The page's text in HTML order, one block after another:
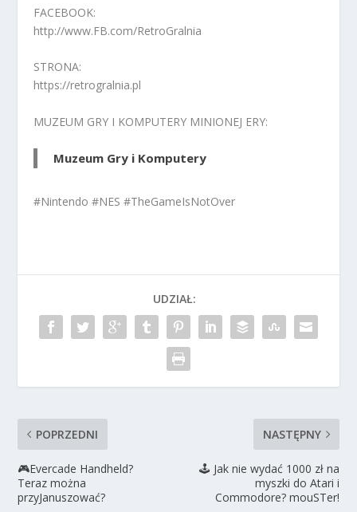
FACEBOOK:
http://www.FB.com/RetroGralnia
STRONA:
https://retrogralnia.pl
MUZEUM GRY I KOMPUTERY MINIONEJ ERY:
Muzeum Gry i Komputery
#Nintendo #NES #TheGameIsNotOver
UDZIAŁ:
POPRZEDNI
🎮Evercade Handheld?
Teraz można
przyJanuszować?
NASTĘPNY
🕹️ Jak nie wydać 1000 zł na
myszki do Atari i
Commodore? mouSTer!